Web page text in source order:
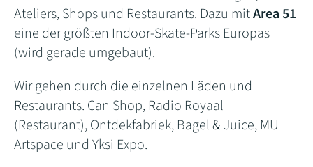
Ateliers, Shops und Restaurants. Dazu mitArea 51
eine der größten Indoor-Skate-Parks Europas
(wird gerade umgebaut).
Wir gehen durch die einzelnen Läden und
Restaurants. Can Shop, Radio Royaal
(Restaurant), Ontdekfabriek, Bagel & Juice, MU
Artspace und Yksi Expo.